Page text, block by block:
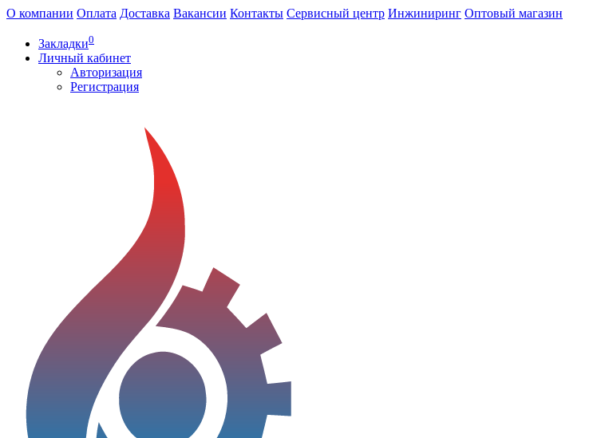
О компании Оплата Доставка Вакансии Контакты Сервисный центр Инжиниринг Оптовый магазин
Закладки0
Личный кабинет
Авторизация
Регистрация